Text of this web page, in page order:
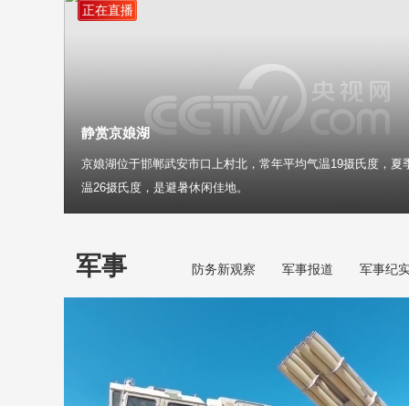
正在直播
静赏京娘湖
京娘湖位于邯郸武安市口上村北，常年平均气温19摄氏度，夏
温26摄氏度，是避暑休闲佳地。
军事 防务新观察 军事报道 军事纪